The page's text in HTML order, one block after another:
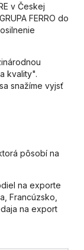
v Českej
FERRO do
kvality".
snažíme vyjsť
pôsobí na
na exporte
Francúzsko,
na export